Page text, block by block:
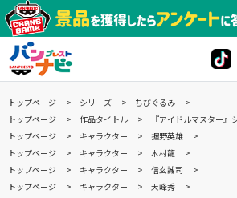
トップページ シリーズ
ちびぐるみ
トップページ
作品タイトル
『アイドルマスター』
トップページ
キャラクター
握野英雄
トップページ
キャラクター
木村龍
トップページ
キャラクター
信玄誠司
トップページ
キャラクター
天峰秀